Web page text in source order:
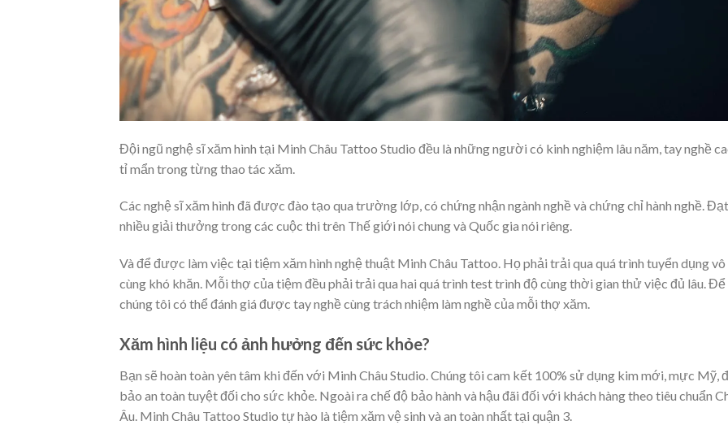
Đội ngũ nghệ sĩ xăm hình tại Minh Châu Tattoo Studio đều là những người có kinh nghiệm lâu năm, tay nghề
tỉ mẩn trong từng thao tác xăm.
Các nghệ sĩ xăm hình đã được đào tạo qua trường lớp, có chứng nhận ngành nghề và chứng chỉ hành nghề. Đạt
nhiều giải thưởng trong các cuộc thi trên Thế giới nói chung và Quốc gia nói riêng.
Và để được làm việc tại tiệm xăm hình nghệ thuật Minh Châu Tattoo. Họ phải trải qua quá trình tuyển dụng vô
cùng khó khăn. Mỗi thợ của tiệm đều phải trải qua hai quá trình test trình độ cùng thời gian thử việc đủ lâu. Để
chúng tôi có thể đánh giá được tay nghề cùng trách nhiệm làm nghề của mỗi thợ xăm.
Xăm hình liệu có ảnh hưởng đến sức khỏe?
Bạn sẽ hoàn toàn yên tâm khi đến với Minh Châu Studio. Chúng tôi cam kết 100% sử dụng kim mới, mực Mỹ,
bảo an toàn tuyệt đối cho sức khỏe. Ngoài ra chế độ bảo hành và hậu đãi đối với khách hàng theo tiêu chuẩn
Âu. Minh Châu Tattoo Studio tự hào là tiệm xăm vệ sinh và an toàn nhất tại quận 3.